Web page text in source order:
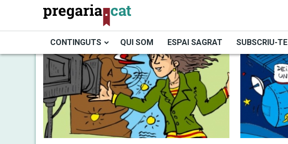
contingut
CONTINGUTS QUI SOM ESPAI SAGRAT SUBSCRIU-TE
Cercador